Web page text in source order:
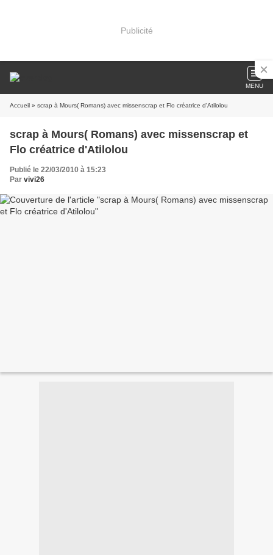
Publicité
MENU
Accueil » scrap à Mours( Romans) avec missenscrap et Flo créatrice d'Atilolou
scrap à Mours( Romans) avec missenscrap et
Flo créatrice d'Atilolou
Publié le 22/03/2010 à 15:23
Par vivi26